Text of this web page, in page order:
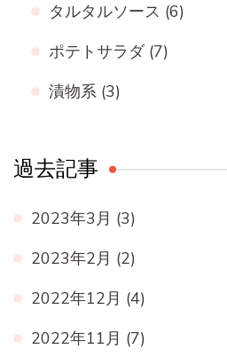
タルタルソース (6)
ポテトサラダ (7)
漬物系 (3)
過去記事
2023年3月 (3)
2023年2月 (2)
2022年12月 (4)
2022年11月 (7)